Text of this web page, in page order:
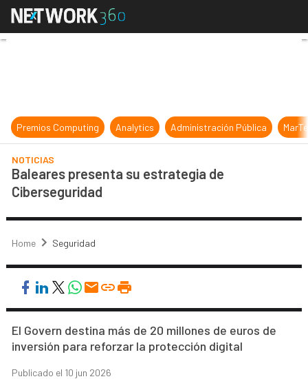
Baleares presenta su estrategia
Premios Computing Analytics Administración Pública
NOTICIAS
Baleares presenta su estrategia de
Ciberseguridad
Home Seguridad
El Govern destina más de 20 millones de euros de
inversión para reforzar la protección digital
Publicado el 10 jun 2026